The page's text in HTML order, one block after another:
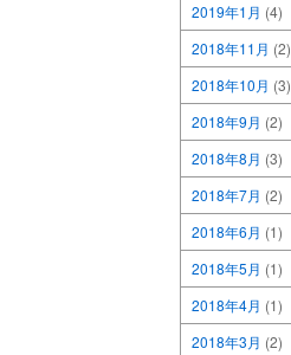
2019年1月 (4)
2018年11月 (2)
2018年10月 (3)
2018年9月 (2)
2018年8月 (3)
2018年7月 (2)
2018年6月 (1)
2018年5月 (1)
2018年4月 (1)
2018年3月 (2)